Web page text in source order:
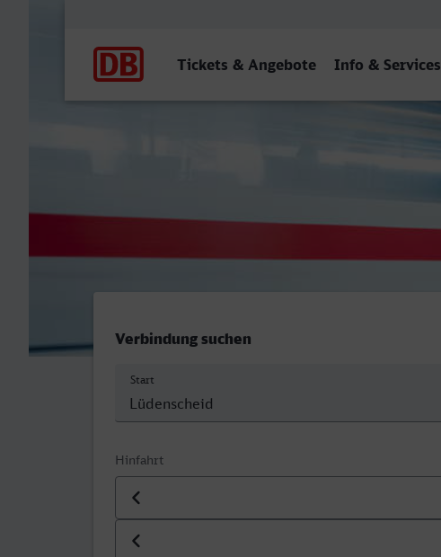
Tickets & Angebote Info & Services
Lüdenscheid - Heilbronn Hbf
Verbindung suchen
Start
Hinfahrt
Datum der Hinfahrt
Uhrzeit der Hinfahrt